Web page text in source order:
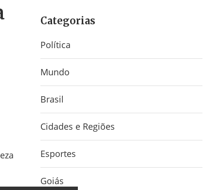
Categorias
Política
Mundo
Brasil
Cidades e Regiões
Esportes
Goiás